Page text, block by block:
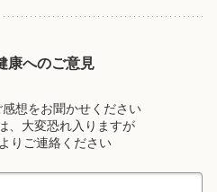
康へのご意見
想をお聞かせください
、大変恐れ入りますが
よりご連絡ください